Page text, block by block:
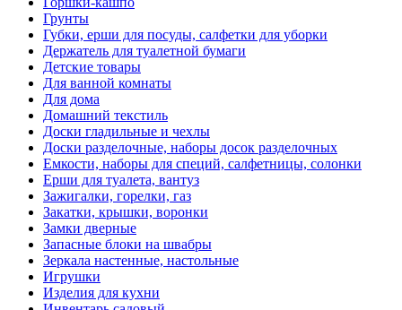
Грунты
Губки, ерши для посуды, салфетки для уборки
Держатель для туалетной бумаги
Детские товары
Для ванной комнаты
Для дома
Домашний текстиль
Доски гладильные и чехлы
Доски разделочные, наборы досок разделочных
Емкости, наборы для специй, салфетницы, солонки
Ерши для туалета, вантуз
Зажигалки, горелки, газ
Закатки, крышки, воронки
Замки дверные
Запасные блоки на швабры
Зеркала настенные, настольные
Игрушки
Изделия для кухни